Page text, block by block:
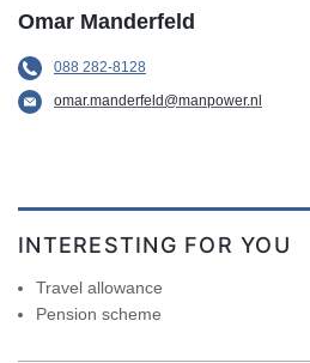
Omar Manderfeld
088 282-8128
omar.manderfeld@manpower.nl
INTERESTING FOR YOU
Travel allowance
Pension scheme